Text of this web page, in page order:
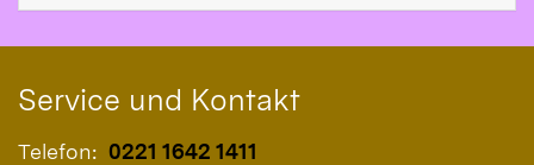
Service und Kontakt
Telefon: 0221 1642 1411